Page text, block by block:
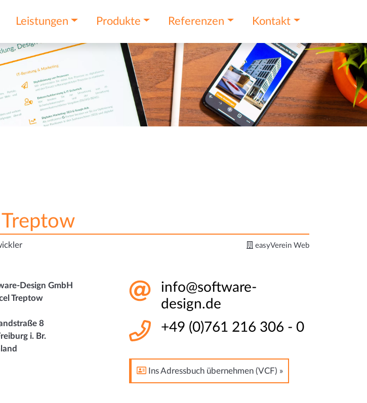
Leistungen Produkte Referenzen Kontakt
easyVerein Web
Design GmbH
Treptow
8
i. Br.
info@software-
design.de
+49 (0)761 216 306 - 0
Ins Adressbuch übernehmen (VCF) »